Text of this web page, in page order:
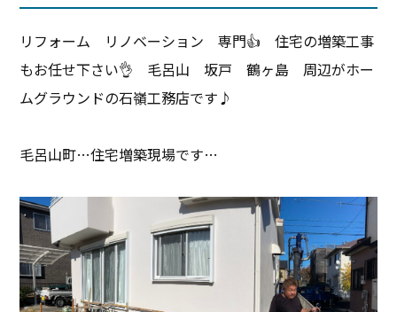
リフォーム リノベーション 専門👍 住宅の増築工事
もお任せ下さい👌 毛呂山 坂戸 鶴ヶ島 周辺がホー
ムグラウンドの石嶺工務店です♪
毛呂山町…住宅増築現場です…